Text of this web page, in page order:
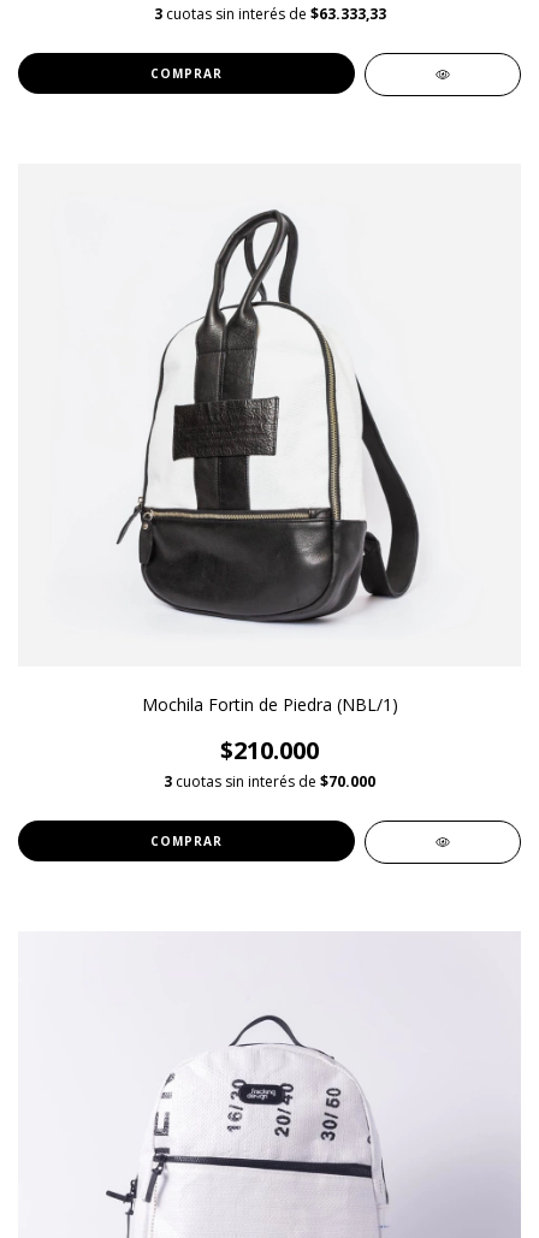
3 cuotas sin interés de $63.333,33
COMPRAR
Mochila Fortin de Piedra (NBL/1)
$210.000
3 cuotas sin interés de $70.000
COMPRAR